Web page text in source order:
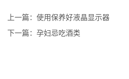
上一篇： 使用保养好液晶显示器
下一篇： 孕妇忌吃酒类